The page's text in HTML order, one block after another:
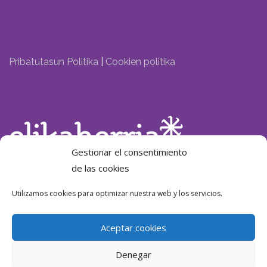
Gestionar el consentimiento
de las cookies
Utilizamos cookies para optimizar nuestra web y los servicios.
Aceptar cookies
Denegar
Pribatutasun Politika Cookien politika
Laguntzailea: